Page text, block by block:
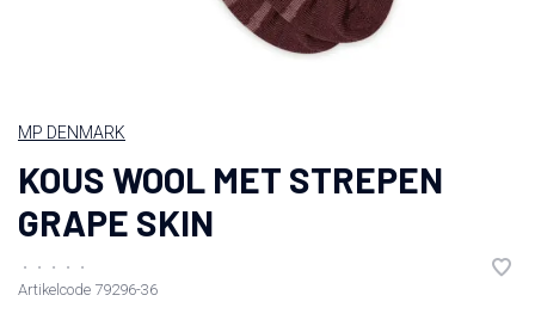
MP DENMARK
KOUS WOOL MET STREPEN
GRAPE SKIN
• • • •
•
Artikelcode 79296-36